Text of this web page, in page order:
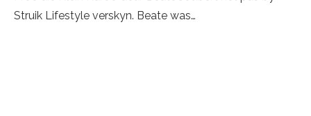
Struik Lifestyle verskyn. Beate was…